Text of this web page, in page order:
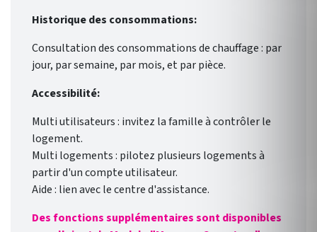
Historique des consommations:
Consultation des consommations de chauffage : par
jour, par semaine, par mois, et par pièce.
Accessibilité:
Multi utilisateurs : invitez la famille à contrôler le
logement.
Multi logements : pilotez plusieurs logements à
partir d'un compte utilisateur.
Aide : lien avec le centre d'assistance.
Des fonctions supplémentaires sont disponibles